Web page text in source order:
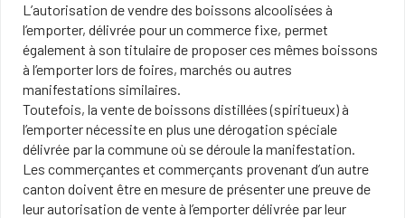
L’autorisation de vendre des boissons alcoolisées à
l’emporter, délivrée pour un commerce fixe, permet
également à son titulaire de proposer ces mêmes boissons
à l’emporter lors de foires, marchés ou autres
manifestations similaires.
Toutefois, la vente de boissons distillées (spiritueux) à
l’emporter nécessite en plus une dérogation spéciale
délivrée par la commune où se déroule la manifestation.
Les commerçantes et commerçants provenant d’un autre
canton doivent être en mesure de présenter une preuve de
leur autorisation de vente à l’emporter délivrée par leur